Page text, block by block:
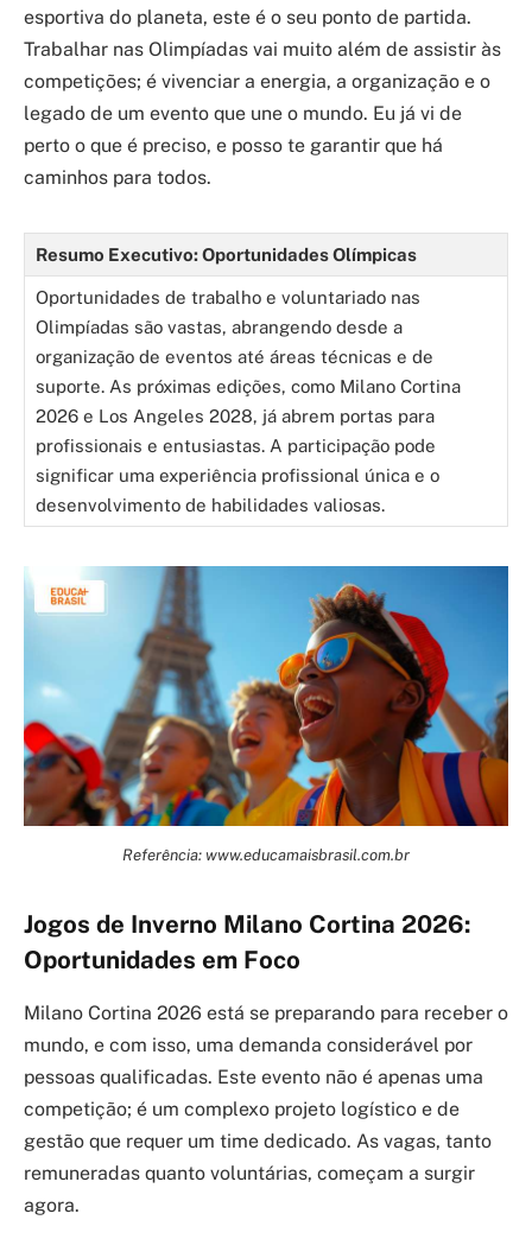
esportiva do planeta, este é o seu ponto de partida.
Trabalhar nas Olimpíadas vai muito além de assistir às
competições; é vivenciar a energia, a organização e o
legado de um evento que une o mundo. Eu já vi de
perto o que é preciso, e posso te garantir que há
caminhos para todos.
Resumo Executivo: Oportunidades Olímpicas
Oportunidades de trabalho e voluntariado nas
Olimpíadas são vastas, abrangendo desde a
organização de eventos até áreas técnicas e de
suporte. As próximas edições, como Milano Cortina
2026 e Los Angeles 2028, já abrem portas para
profissionais e entusiastas. A participação pode
significar uma experiência profissional única e o
desenvolvimento de habilidades valiosas.
Referência: www.educamaisbrasil.com.br
Jogos de Inverno Milano Cortina 2026:
Oportunidades em Foco
Milano Cortina 2026 está se preparando para receber o
mundo, e com isso, uma demanda considerável por
pessoas qualificadas. Este evento não é apenas uma
competição; é um complexo projeto logístico e de
gestão que requer um time dedicado. As vagas, tanto
remuneradas quanto voluntárias, começam a surgir
agora.